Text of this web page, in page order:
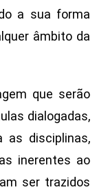
a sua forma
âmbito da
que serão
dialogadas,
as disciplinas,
inerentes ao
ser trazidos